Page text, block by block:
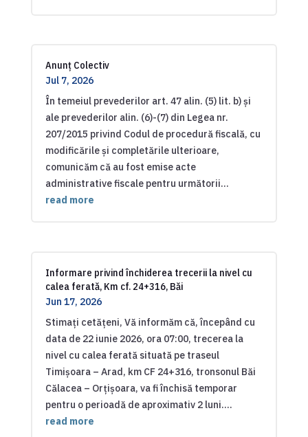
Anunț Colectiv
Jul 7, 2026
În temeiul prevederilor art. 47 alin. (5) lit. b) și
ale prevederilor alin. (6)-(7) din Legea nr.
207/2015 privind Codul de procedură fiscală, cu
modificările și completările ulterioare,
comunicăm că au fost emise acte
administrative fiscale pentru următorii...
read more
Informare privind închiderea trecerii la nivel cu
calea ferată, Km cf. 24+316, Băi
Jun 17, 2026
Stimați cetățeni, Vă informăm că, începând cu
data de 22 iunie 2026, ora 07:00, trecerea la
nivel cu calea ferată situată pe traseul
Timișoara – Arad, km CF 24+316, tronsonul Băi
Călacea – Orțișoara, va fi închisă temporar
pentru o perioadă de aproximativ 2 luni....
read more